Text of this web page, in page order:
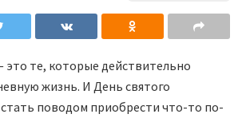
те, которые действительно
жизнь. И День святого
поводом приобрести что-то по-